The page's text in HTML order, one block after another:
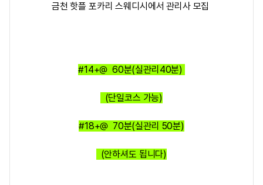
금천 핫플 포카리 스웨디시에서 관리사 모집
#14+@ 60분(실관리40분)
(단일코스 가능)
#18+@ 70분(실관리 50분)
(안하셔도 됩니다)